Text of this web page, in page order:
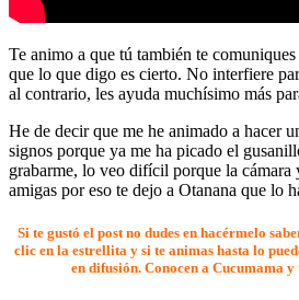
Te animo a que tú también te
que lo que digo es cierto. No interfiere
al contrario, les ayuda muchísimo más
He de decir que me he animado a hacer
signos porque ya me ha picado el
grabarme, lo veo difícil porque la cámara
amigas por eso te dejo a Otanana que lo
Si te gustó el post no dudes en hacérmelo
clic en la estrellita y si te animas hasta lo
en difusión. Conocen a Cucumama